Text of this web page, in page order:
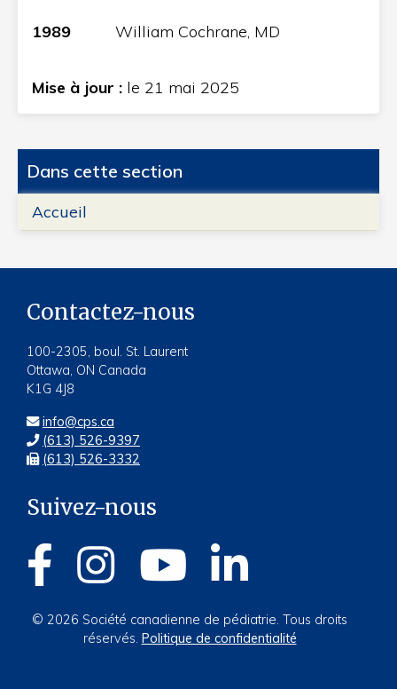
1989
William Cochrane, MD
Mise à jour : le 21 mai 2025
Dans cette section
Accueil
Contactez-nous
100-2305, boul. St. Laurent
Ottawa, ON Canada
K1G 4J8
info@cps.ca
(613) 526-9397
(613) 526-3332
© 2026 Société canadienne de pédiatrie. Tous droits
réservés. Politique de confidentialité
Suivez-nous